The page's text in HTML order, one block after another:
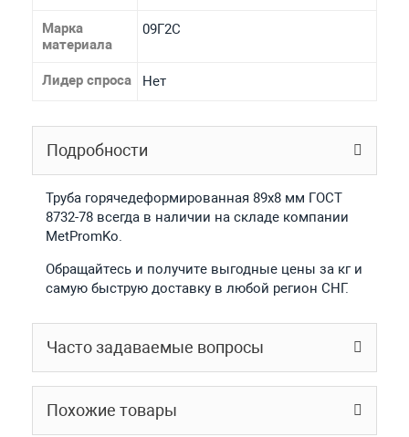
Марка
материала
09Г2С
Лидер спроса Нет
Подробности
Труба горячедеформированная 89х8 мм ГОСТ
8732-78 всегда в наличии на складе компании
MetPromKo.
Обращайтесь и получите выгодные цены за кг и
самую быструю доставку в любой регион СНГ.
Часто задаваемые вопросы
Похожие товары